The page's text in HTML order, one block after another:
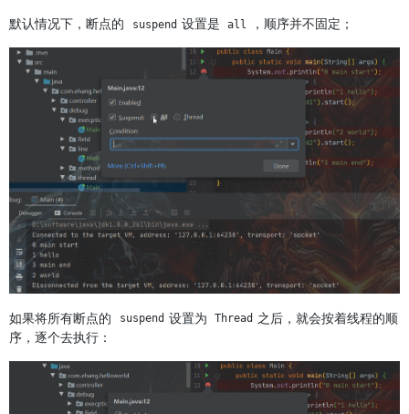
默认情况下，断点的
suspend 设置是 all ，顺序并不固定；
如果将所有断点的 suspend 设置为 Thread 之后，就会按着线程的顺
序，逐个去执行：